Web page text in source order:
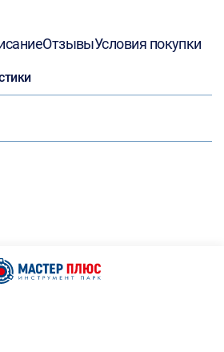
ОтзывыУсловия покупки